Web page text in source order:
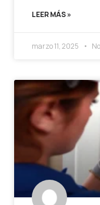
LEER MÁS »
marzo 11, 2025